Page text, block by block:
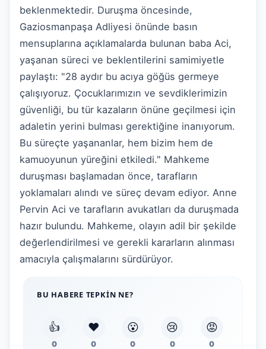
beklenmektedir. Duruşma öncesinde,
Gaziosmanpaşa Adliyesi önünde basın
mensuplarına açıklamalarda bulunan baba Aci,
yaşanan süreci ve beklentilerini samimiyetle
paylaştı: "28 aydır bu acıya göğüs germeye
çalışıyoruz. Çocuklarımızın ve sevdiklerimizin
güvenliği, bu tür kazaların önüne geçilmesi için
adaletin yerini bulması gerektiğine inanıyorum.
Bu süreçte yaşananlar, hem bizim hem de
kamuoyunun yüreğini etkiledi." Mahkeme
duruşması başlamadan önce, tarafların
yoklamaları alındı ve süreç devam ediyor. Anne
Pervin Aci ve tarafların avukatları da duruşmada
hazır bulundu. Mahkeme, olayın adil bir şekilde
değerlendirilmesi ve gerekli kararların alınması
amacıyla çalışmalarını sürdürüyor.
BU HABERE TEPKIN NE?
👍
0
❤️
0
😮
0
😢
0
😡
0